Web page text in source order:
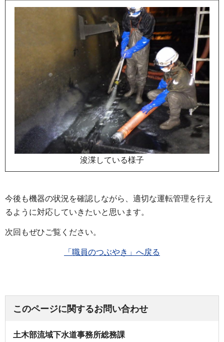
浚渫している様子
今後も機器の状況を確認しながら、適切な運転管理を行え
るように対応していきたいと思います。
次回もぜひご覧ください。
「職員のつぶやき」へ戻る
このページに関するお問い合わせ
土木部流域下水道事務所総務課